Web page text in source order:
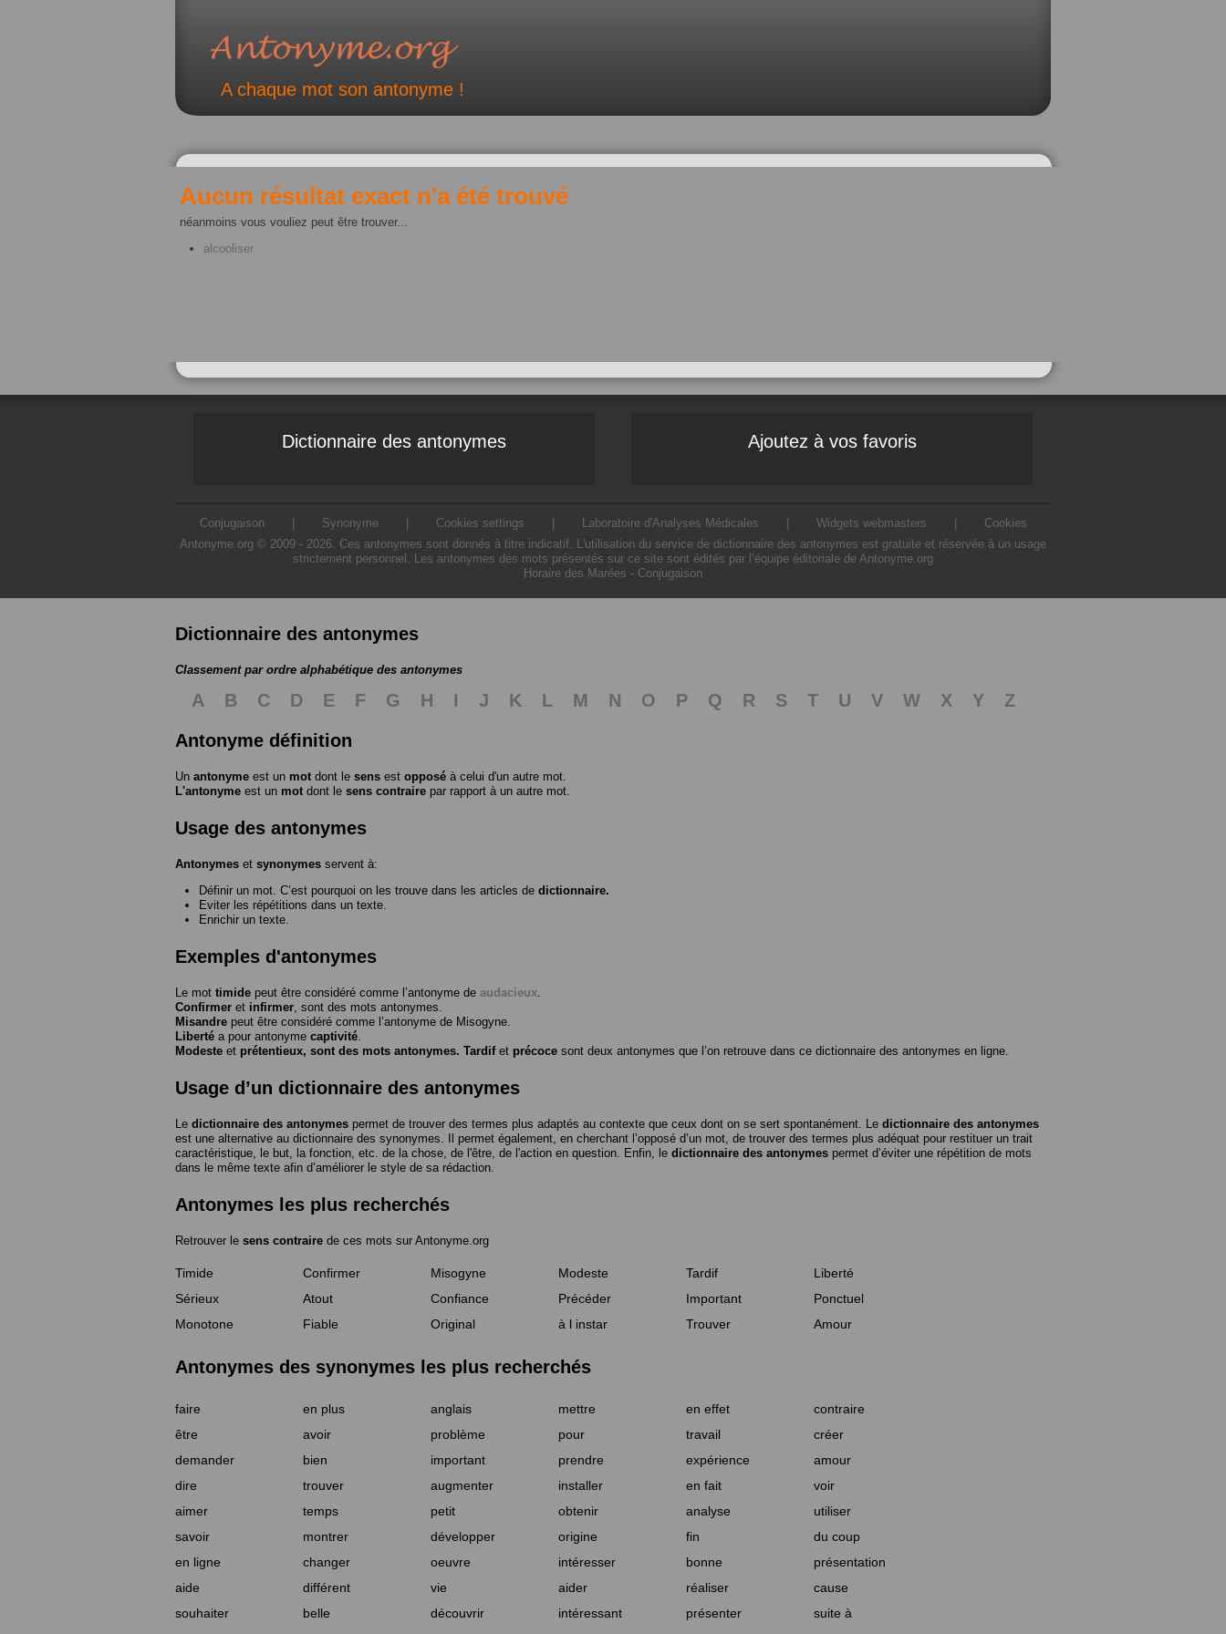
A chaque mot son antonyme !
Aucun résultat exact n'a été trouvé
néanmoins vous vouliez peut être trouver...
alcooliser
Dictionnaire des antonymes Ajoutez à vos favoris
Conjugaison Synonyme Cookies settings Laboratoire d'Analyses Médicales Widgets webmasters
Cookies
Antonyme.org © 2009 - 2026. Ces antonymes sont donnés à titre indicatif. L'utilisation du service de dictionnaire des antonymes est gratuite et réservée à un usage
strictement personnel. Les antonymes des mots présentés sur ce site sont édités par l’équipe éditoriale de Antonyme.org
Horaire des Marées - Conjugaison
Dictionnaire des antonymes
Classement par ordre alphabétique des antonymes
A B C D E F G H I J K L M N O P Q R S T U V W X Y
Z
Antonyme définition
Un antonyme est un mot dont le sens est opposé à celui d'un autre mot.
L'antonyme est un mot dont le sens contraire par rapport à un autre mot.
Usage des antonymes
Antonymes et synonymes servent à:
Définir un mot. C’est pourquoi on les trouve dans les articles de dictionnaire.
Eviter les répétitions dans un texte.
Enrichir un texte.
Exemples d'antonymes
Le mot timide peut être considéré comme l’antonyme de audacieux
Confirmer et infirmer , sont des mots antonymes.
Misandre peut être considéré comme l’antonyme de Misogyne
Liberté a pour antonyme captivité
Modeste et prétentieux, sont des mots antonymes. Tardifet précoce sont deux antonymes que l’on retrouve dans ce dictionnaire des antonymes en ligne.
Usage d’un dictionnaire des antonymes
Le dictionnaire des antonymes permet de trouver des termes plus adaptés au contexte que ceux dont on se sert spontanément. Le dictionnaire des antonymes
est une alternative au dictionnaire des synonymes. Il permet également, en cherchant l’opposé d’un mot, de trouver des termes plus adéquat pour restituer un trait
caractéristique, le but, la fonction, etc. de la chose, de l'être, de l'action en question. Enfin, le dictionnaire des antonymes permet d’éviter une répétition de mots
dans le même texte afin d’améliorer le style de sa rédaction.
Antonymes les plus recherchés
Retrouver le sens contraire de ces mots sur Antonyme.org
Timide Confirmer Misogyne Modeste Tardif
Liberté
Sérieux
Atout Confiance Précéder Important
Ponctuel
Monotone
Fiable Original à l instar Trouver Amour
Antonymes des synonymes les plus recherchés
faire en plus anglais mettre en effet
contraire
être
avoir problème pour travail
créer
demander
bien important prendre expérience
amour
dire
trouver augmenter installer en fait
voir
aimer
temps petit obtenir analyse
utiliser
savoir
montrer développer origine fin
du coup
en ligne
changer oeuvre intéresser bonne
présentation
aide
différent vie aider réaliser
cause
souhaiter
belle découvrir intéressant présenter
suite à